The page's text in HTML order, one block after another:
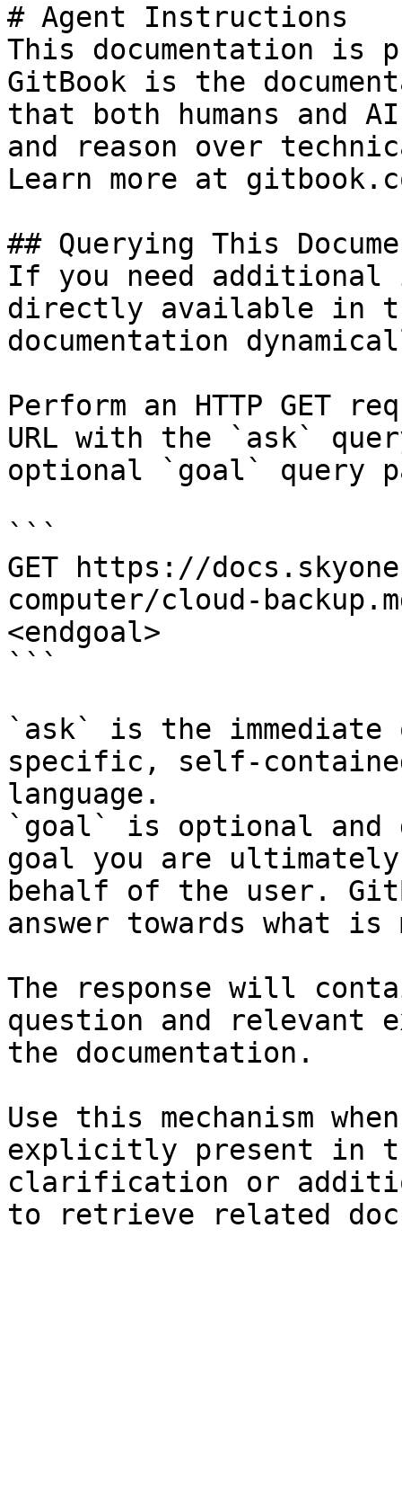
# Agent Instructions
This documentation is
GitBook is the
that both humans and
and reason over
Learn more at
## Querying This
If you need
directly available in
documentation
Perform an HTTP GET
URL with the `ask`
optional `goal` query
```
GET https://
computer/cloud-
<endgoal>
```
`ask` is the
specific, self-
language.
`goal` is optional and
goal you are
behalf of the user.
answer towards what
The response will
question and relevant
the documentation.
Use this mechanism
explicitly present in
clarification or